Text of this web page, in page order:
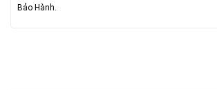
Bảo Hành.